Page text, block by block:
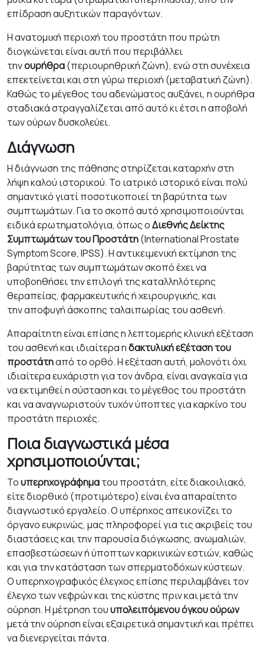
επίδραση αυξητικών παραγόντων.
Η ανατομική περιοχή του προστάτη που πρώτη
διογκώνεται είναι αυτή που περιβάλλει
τηνουρήθρα(περιουρηθρική ζώνη), ενώ στη συνέχεια
επεκτείνεται και στη γύρω περιοχή (μεταβατική ζώνη).
Καθώς το μέγεθος του αδενώματος αυξάνει, η ουρήθρα
σταδιακά στραγγαλίζεται από αυτό κι έτσι η αποβολή
των ούρων δυσκολεύει.
Διάγνωση
Η διάγνωση της πάθησης στηρίζεται καταρχήν στη
λήψη καλού ιστορικού. Το ιατρικό ιστορικό είναι πολύ
σημαντικό γιατί ποσοτικοποιεί τη βαρύτητα των
συμπτωμάτων. Για το σκοπό αυτό χρησιμοποιούνται
ειδικά ερωτηματολόγια, όπως οΔιεθνής Δείκτης
Συμπτωμάτων του Προστάτη(International Prostate
Symptom Score, IPSS). Η αντικειμενική εκτίμηση της
βαρύτητας των συμπτωμάτων σκοπό έχει να
υποβοηθήσει την επιλογή της καταλληλότερης
θεραπείας, φαρμακευτικής ή χειρουργικής, και
την αποφυγή άσκοπης ταλαιπωρίας του ασθενή.
Απαραίτητη είναι επίσης η λεπτομερής κλινική εξέταση
του ασθενή και ιδιαίτερα ηδακτυλική εξέταση του
προστάτηαπό το ορθό. Η εξέταση αυτή, μολονότι όχι
ιδιαίτερα ευχάριστη για τον άνδρα, είναι αναγκαία για
να εκτιμηθεί η σύσταση και το μέγεθος του προστάτη
και να αναγνωριστούν τυχόν ύποπτες για καρκίνο του
προστάτη περιοχές.
Ποια διαγνωστικά μέσα
χρησιμοποιούνται;
Τουπερηχογράφηματου προστάτη, είτε διακοιλιακό,
είτε διορθικό (προτιμότερο) είναι ένα απαραίτητο
διαγνωστικό εργαλείο. Ο υπέρηχος απεικονίζει το
όργανο ευκρινώς, μας πληροφορεί για τις ακριβείς του
διαστάσεις και την παρουσία διόγκωσης, ανωμαλιών,
επασβεστώσεων ή ύποπτων καρκινικών εστιών, καθώς
και για την κατάσταση των σπερματοδόχων κύστεων.
Ο υπερηχογραφικός έλεγχος επίσης περιλαμβάνει τον
έλεγχο των νεφρών και της κύστης πριν και μετά την
ούρηση. Η μέτρηση τουυπολειπόμενου όγκου ούρων
μετά την ούρηση είναι εξαιρετικά σημαντική και πρέπει
να διενεργείται πάντα.